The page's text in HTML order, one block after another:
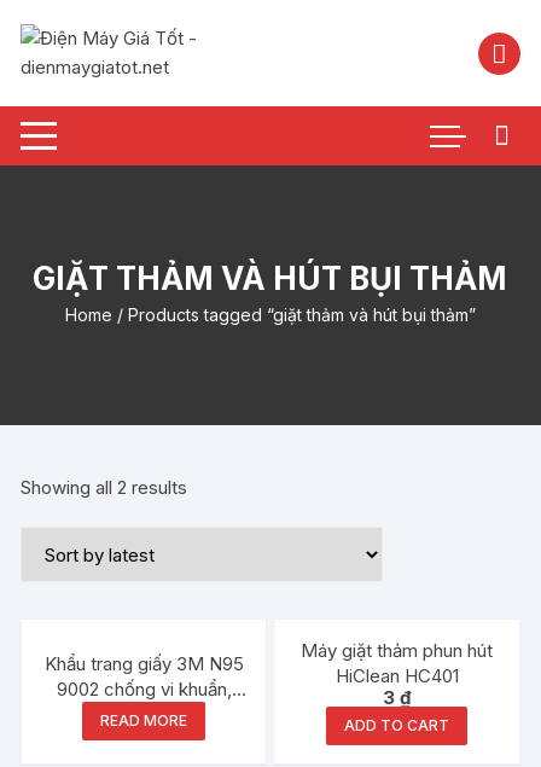
nội
GIẶT THẢM VÀ HÚT BỤI THẢM
Home / Products tagged “giặt thảm và hút bụi thảm”
Showing all 2 results
Khẩu trang giấy 3M N95
9002 chống vi khuẩn,
virus, bụi
READ MORE
Máy giặt thảm phun hút
HiClean HC401
3₫
ADD TO CART